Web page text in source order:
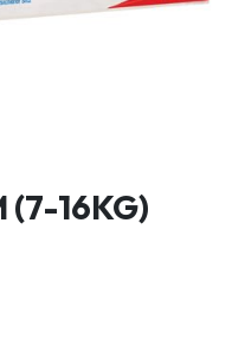
(7-16KG)